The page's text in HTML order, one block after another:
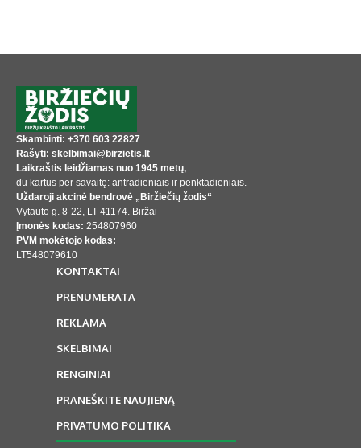
Skambinti: +370 603 22827
Rašyti: skelbimai@birzietis.lt
Laikraštis leidžiamas nuo 1945 metų,
du kartus per savaitę: antradieniais ir penktadieniais.
Uždaroji akcinė bendrovė „Biržiečių žodis“
Vytauto g. 8-22, LT-41174. Biržai
Įmonės kodas: 254807960
PVM mokėtojo kodas:
LT548079610
KONTAKTAI
PRENUMERATA
REKLAMA
SKELBIMAI
RENGINIAI
PRANEŠKITE NAUJIENĄ
PRIVATUMO POLITIKA